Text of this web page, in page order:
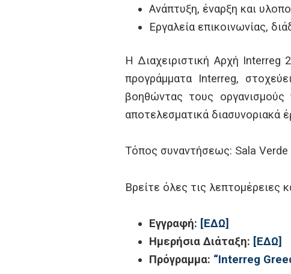
Ανάπτυξη, έναρξη και
Εργαλεία επικοινωνίας,
Η Διαχειριστική Αρχή Interreg
προγράμματα Interreg,
βοηθώντας τους οργανισμούς
αποτελεσματικά διασυνοριακά
Τόπος συναντήσεως: Sala
Βρείτε όλες τις λεπτομέρειες
Εγγραφή: [ΕΔΩ]
Ημερήσια Διάταξη: [ΕΔΩ]
Πρόγραμμα: “Interreg